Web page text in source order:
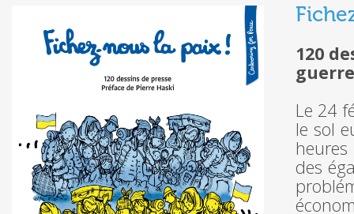
120
Le 24
le sol
des